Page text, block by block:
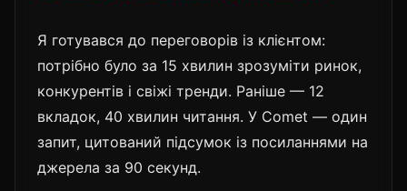
Я готувався до переговорів із клієнтом:
потрібно було за 15 хвилин зрозуміти ринок,
конкурентів і свіжі тренди. Раніше — 12
вкладок, 40 хвилин читання. У Comet — один
запит, цитований підсумок із посиланнями на
джерела за 90 секунд.